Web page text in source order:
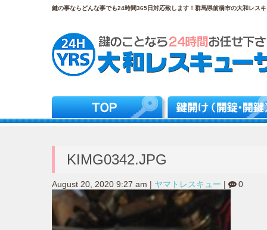
鍵の事ならどんな事でも24時間365日対応致します！群馬県前橋市の大和レス
KIMG0342.JPG
August 20, 2020 9:27 am ヤマトレスキュー 0